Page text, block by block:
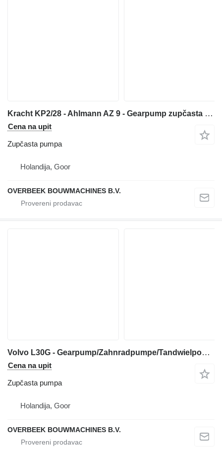
Kracht KP2/28 - Ahlmann AZ 9 - Gearpump zupčasta pumpa za prednjeg utovarivača
Cena na upit
Zupčasta pumpa
Holandija, Goor
OVERBEEK BOUWMACHINES B.V.
Volvo L30G - Gearpump/Zahnradpumpe/Tandwielpomp zupčasta pumpa za prednjeg utovarivača
Cena na upit
Zupčasta pumpa
Holandija, Goor
OVERBEEK BOUWMACHINES B.V.